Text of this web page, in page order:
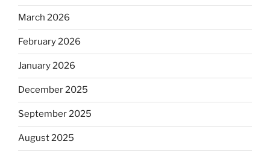
March 2026
February 2026
January 2026
December 2025
September 2025
August 2025